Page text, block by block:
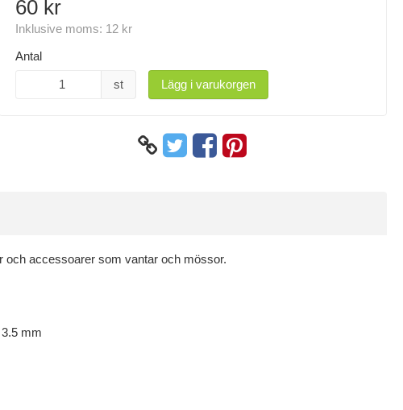
60 kr
Inklusive moms: 12 kr
Antal
st Lägg i varukorgen
och accessoarer som vantar och mössor.
mm